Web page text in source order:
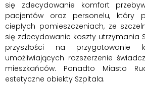
się zdecydowanie komfort
pacjentów oraz personelu, który
ciepłych pomieszczeniach, ze
się zdecydowanie koszty utrzymania
przyszłości na przygotowanie
umożliwiających rozszerzenie
mieszkańców. Ponadto Miasto
estetyczne obiekty Szpitala.